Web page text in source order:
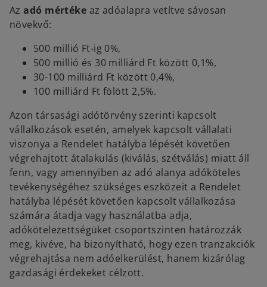
Azadó mértéke az adóalapra vetítve sávosan
növekvő:
500 millió Ft-ig 0%,
500 millió és 30 milliárd Ft között 0,1%,
30-100 milliárd Ft között 0,4%,
100 milliárd Ft fölött 2,5%.
Azon társasági adótörvény szerinti kapcsolt
vállalkozások esetén, amelyek kapcsolt vállalati
viszonya a Rendelet hatályba lépését követően
végrehajtott átalakulás (kiválás, szétválás) miatt áll
fenn, vagy amennyiben az adó alanya adóköteles
tevékenységéhez szükséges eszközeit a Rendelet
hatályba lépését követően kapcsolt vállalkozása
számára átadja vagy használatba adja,
adókötelezettségüket csoportszinten határozzák
meg, kivéve, ha bizonyítható, hogy ezen tranzakciók
végrehajtása nem adóelkerülést, hanem kizárólag
gazdasági érdekeket célzott.